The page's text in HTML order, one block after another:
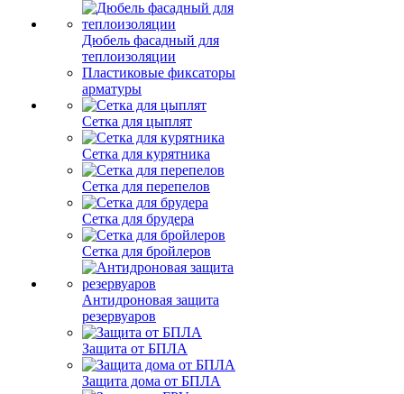
Дюбель фасадный для
теплоизоляции
Пластиковые фиксаторы
арматуры
Сетка для цыплят
Сетка для курятника
Сетка для перепелов
Сетка для брудера
Сетка для бройлеров
Антидроновая защита
резервуаров
Защита от БПЛА
Защита дома от БПЛА